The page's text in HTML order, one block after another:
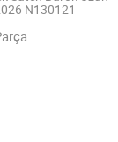
N130121